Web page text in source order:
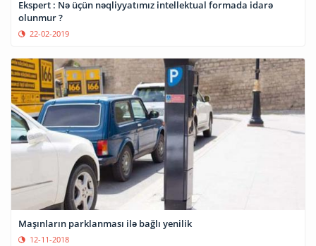
Ekspert : Nə üçün nəqliyyatımız intellektual formada idarə
olunmur ?
22-02-2019
Maşınların parklanması ilə bağlı yenilik
12-11-2018